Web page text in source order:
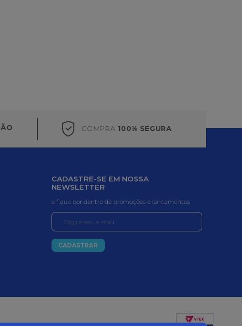
COMPRA 100% SEGURA
CADASTRE-SE EM NOSSA
NEWSLETTER
e fique por dentro de promoções e lançamentos
CADASTRAR